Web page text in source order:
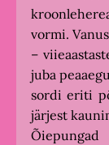
vormi.
–
juba
sordi eriti
järjest